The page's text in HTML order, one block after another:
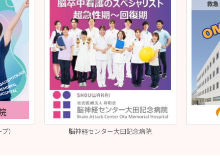
） 脳神経センター大田記念病院